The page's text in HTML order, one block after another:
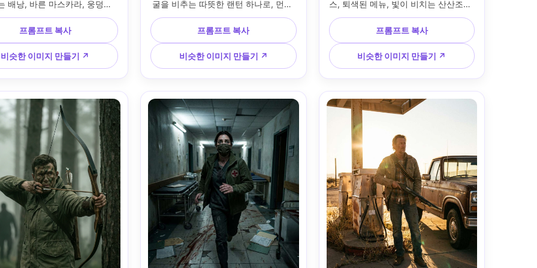
배낭, 바른 마스카라, 웅덩이
굴이 날카롭게 유지되는 동안
모션 블러, 35mm f/1.8로
로 촬영, 저각도 거리 원근법,
라이트와 안개, 높은 대비, 초
빗방울과 피부 모공, 영화 같
밤 추격 에너지 --ar 4:5
프롬프트 복사
비슷한 이미지 만들기 ↗
굴을 비추는 따뜻한 랜턴 하나로, 먼지
많은 공기 입자, 상자 위에 지도와 라디
오, 착용한 플란넬 셔츠와 손가락 없는
장갑, 50mm f/1.4로 Nikon Z8에서 촬
영, 꽉 끼는 클로즈업, 부드러운 떨어지
는 그림자, 사실적인 먼지와 땀, 다큐멘
터리 스타일의 색상 등급, 편집 초상화
사실감 --ar 4:5
프롬프트 복사
비슷한 이미지 만들기 ↗
스, 퇴색된 메뉴, 빛이 비치는 산산조각
난 창문, 데님 재킷과 니트 비니, 미묘한
핏자국, 35mm f/2로 Sony A7R V로 촬
영, 중간 촬영, 차가운 주변 환경과 섞인
따뜻한 창문 빛, 감정적이고 조용한 친
밀감, 사실적인 질감, 영화적인 스토리
텔링 프레임 --ar 4:5
프롬프트 복사
비슷한 이미지 만들기 ↗